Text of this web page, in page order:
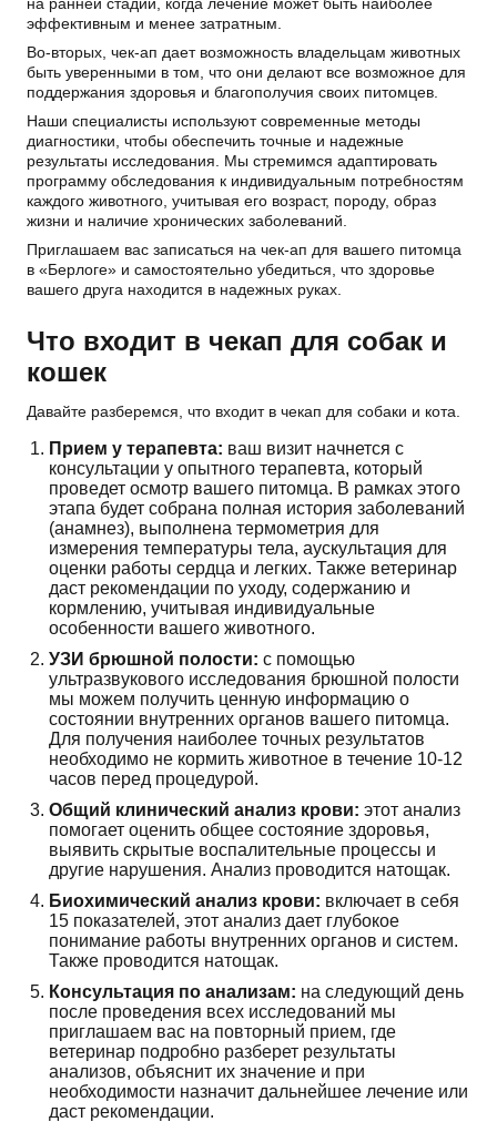
эффективным и менее затратным.
Во-вторых, чек-ап дает возможность владельцам животных
быть уверенными в том, что они делают все возможное для
поддержания здоровья и благополучия своих питомцев.
Наши специалисты используют современные методы
диагностики, чтобы обеспечить точные и надежные
результаты исследования. Мы стремимся адаптировать
программу обследования к индивидуальным потребностям
каждого животного, учитывая его возраст, породу, образ
жизни и наличие хронических заболеваний.
Приглашаем вас записаться на чек-ап для вашего питомца
в «Берлоге» и самостоятельно убедиться, что здоровье
вашего друга находится в надежных руках.
Что входит в чекап для собак и
кошек
Давайте разберемся, что входит в чекап для собаки и кота.
Прием у терапевта: ваш визит начнется с
консультации у опытного терапевта, который
проведет осмотр вашего питомца. В рамках этого
этапа будет собрана полная история заболеваний
(анамнез), выполнена термометрия для
измерения температуры тела, аускультация для
оценки работы сердца и легких. Также ветеринар
даст рекомендации по уходу, содержанию и
кормлению, учитывая индивидуальные
особенности вашего животного.
УЗИ брюшной полости: с помощью
ультразвукового исследования брюшной полости
мы можем получить ценную информацию о
состоянии внутренних органов вашего питомца.
Для получения наиболее точных результатов
необходимо не кормить животное в течение 10-12
часов перед процедурой.
Общий клинический анализ крови: этот анализ
помогает оценить общее состояние здоровья,
выявить скрытые воспалительные процессы и
другие нарушения. Анализ проводится натощак.
Биохимический анализ крови: включает в себя
15 показателей, этот анализ дает глубокое
понимание работы внутренних органов и систем.
Также проводится натощак.
Консультация по анализам: на следующий день
после проведения всех исследований мы
приглашаем вас на повторный прием, где
ветеринар подробно разберет результаты
анализов, объяснит их значение и при
необходимости назначит дальнейшее лечение или
даст рекомендации.